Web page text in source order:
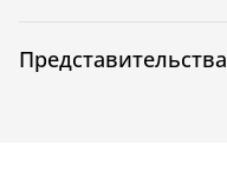
Представительства